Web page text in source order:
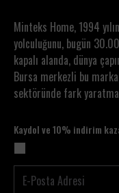
Minteks Home, 1994
yolculuğunu, bugün
kapalı alanda, dünya
Bursa merkezli bu
sektöründe fark
Kaydol ve 10% indirim